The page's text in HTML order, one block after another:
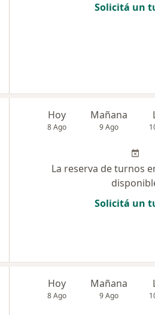
Solicitá un
Hoy
8 Ago
Mañana
9 Ago
La reserva de turnos
Solicitá un
Hoy
8 Ago
Mañana
9 Ago